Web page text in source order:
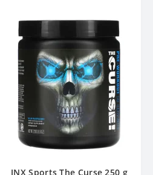
JNX Sports The Curse 250 g